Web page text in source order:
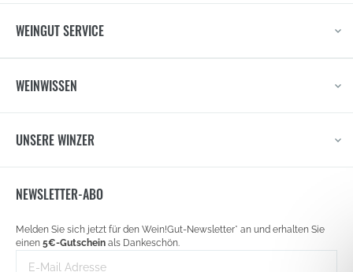
WEINGUT SERVICE
WEINWISSEN
UNSERE WINZER
NEWSLETTER-ABO
signup
Melden Sie sich jetzt für den Wein!Gut-Newsletter* an und erhalten Sie
einen 5€-Gutschein als Dankeschön.